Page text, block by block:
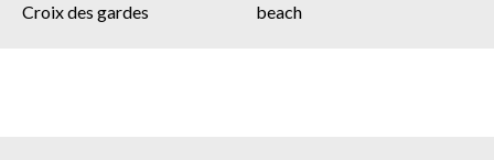
Croix des gardes
beach